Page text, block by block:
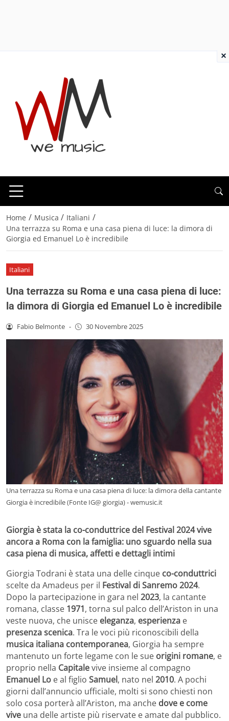
Home / Musica / Italiani /
Una terrazza su Roma e una casa piena di luce: la dimora di
Giorgia ed Emanuel Lo è incredibile
Italiani
Una terrazza su Roma e una casa piena di luce:
la dimora di Giorgia ed Emanuel Lo è incredibile
Fabio Belmonte - 30 Novembre 2025
Una terrazza su Roma e una casa piena di luce: la dimora della cantante
Giorgia è incredibile (Fonte IG@ giorgia) - wemusic.it
Giorgia è stata la co-conduttrice del Festival 2024 vive
ancora a Roma con la famiglia: uno sguardo nella sua
casa piena di musica, affetti e dettagli intimi
Giorgia Todrani è stata una delle cinque co-conduttrici
scelte da Amadeus per il Festival di Sanremo 2024.
Dopo la partecipazione in gara nel 2023, la cantante
romana, classe 1971, torna sul palco dell’Ariston in una
veste nuova, che unisce eleganza, esperienza e
presenza scenica. Tra le voci più riconoscibili della
musica italiana contemporanea, Giorgia ha sempre
mantenuto un forte legame con le sue origini romane, e
proprio nella Capitalevive insieme al compagno
Emanuel Lo e al figlio Samuel, nato nel 2010. A pochi
giorni dall’annuncio ufficiale, molti si sono chiesti non
solo cosa porterà all’Ariston, ma anche dove e come
vive una delle artiste più riservate e amate dal pubblico.
×